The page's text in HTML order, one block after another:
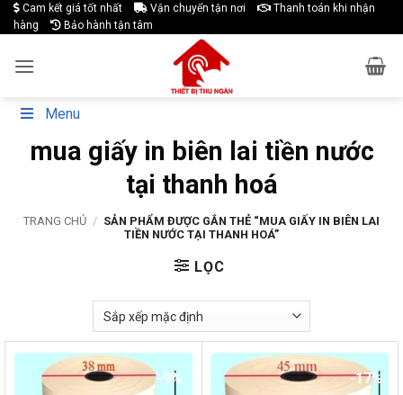
Skip
to
Cam kết giá tốt nhất Vận chuyển tận nơi
Thanh toán khi nhận
hàng
Bảo hành tận tâm
Menu
mua giấy in biên lai tiền nước
tại thanh hoá
TRANG CHỦ / SẢN PHẨM ĐƯỢC GẮN THẺ “MUA GIẤY IN BIÊN LAI
TIỀN NƯỚC TẠI THANH HOÁ”
LỌC
-9% -17%